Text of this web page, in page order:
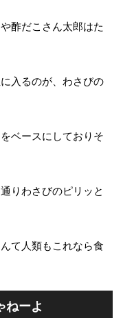
酢だこさん太郎はた
入るのが、わさびの
ベースにしておりそ
りわさびのピリッと
て人類もこれなら食
ねーよ